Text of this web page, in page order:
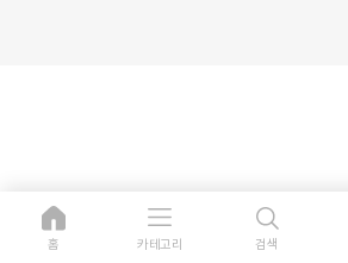
홈 카테고리 검색